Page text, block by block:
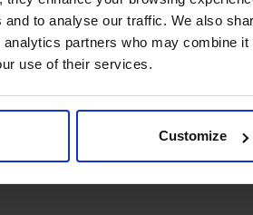
to analyse our traffic. We also
partners who may combine
use of their services.
Customize
Kosten wie folgt:
Inventur, Versicherung,